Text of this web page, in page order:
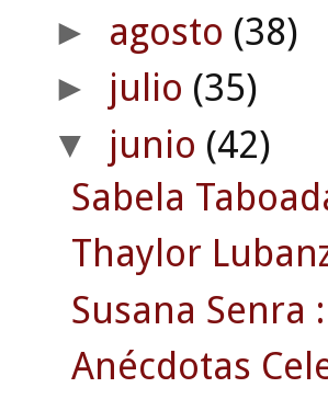
► agosto (38)
► julio (35)
▼ junio (42)
Sabela
Thaylor
Susana Senra
Anécdotas